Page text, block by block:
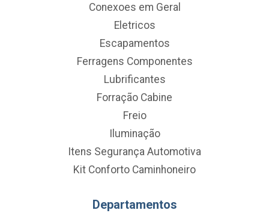
Conexoes em Geral
Eletricos
Escapamentos
Ferragens Componentes
Lubrificantes
Forração Cabine
Freio
Iluminação
Itens Segurança Automotiva
Kit Conforto Caminhoneiro
Departamentos